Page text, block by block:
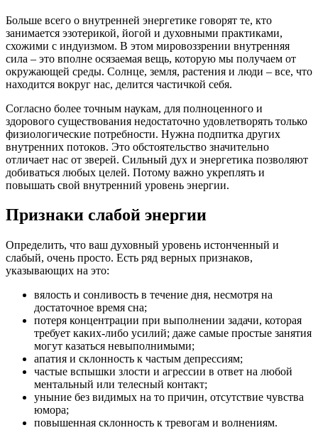
Больше всего о внутренней энергетике говорят те, кто
занимается эзотерикой, йогой и духовными практиками,
схожими с индуизмом. В этом мировоззрении внутренняя
сила – это вполне осязаемая вещь, которую мы получаем от
окружающей среды. Солнце, земля, растения и люди – все, что
находится вокруг нас, делится частичкой себя.
Согласно более точным наукам, для полноценного и
здорового существования недостаточно удовлетворять только
физиологические потребности. Нужна подпитка других
внутренних потоков. Это обстоятельство значительно
отличает нас от зверей. Сильный дух и энергетика позволяют
добиваться любых целей. Потому важно укреплять и
повышать свой внутренний уровень энергии.
Признаки слабой энергии
Определить, что ваш духовный уровень истонченный и
слабый, очень просто. Есть ряд верных признаков,
указывающих на это:
вялость и сонливость в течение дня, несмотря на
достаточное время сна;
потеря концентрации при выполнении задачи, которая
требует каких-либо усилий; даже самые простые занятия
могут казаться невыполнимыми;
апатия и склонность к частым депрессиям;
частые вспышки злости и агрессии в ответ на любой
ментальный или телесный контакт;
уныние без видимых на то причин, отсутствие чувства
юмора;
повышенная склонность к тревогам и волнениям.